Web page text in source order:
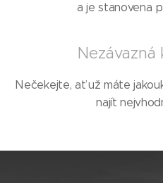
a je stanovena
Nezávazná
Nečekejte, ať už máte
najít